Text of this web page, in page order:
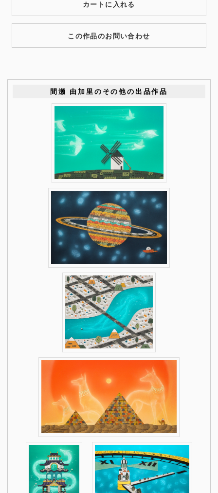
カートに入れる
この作品のお問い合わせ
間瀬 由加里のその他の出品作品